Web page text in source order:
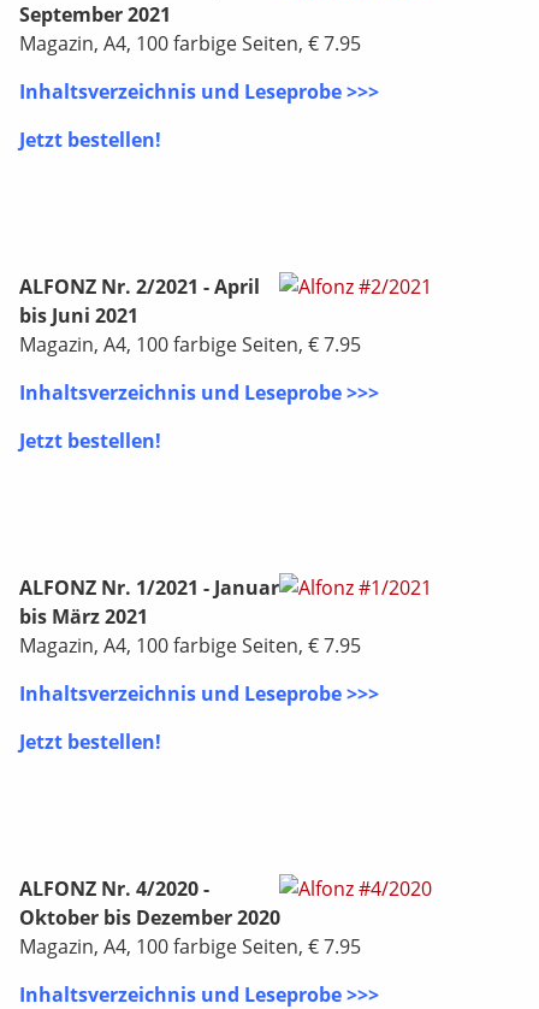
September 2021
Magazin, A4, 100 farbige Seiten, € 7.95
Inhaltsverzeichnis und Leseprobe >>>
Jetzt bestellen!
ALFONZ Nr. 2/2021 - April
bis Juni 2021
Magazin, A4, 100 farbige Seiten, € 7.95
Inhaltsverzeichnis und Leseprobe >>>
Jetzt bestellen!
ALFONZ Nr. 1/2021 - Januar
bis März 2021
Magazin, A4, 100 farbige Seiten, € 7.95
Inhaltsverzeichnis und Leseprobe >>>
Jetzt bestellen!
ALFONZ Nr. 4/2020 -
Oktober bis Dezember 2020
Magazin, A4, 100 farbige Seiten, € 7.95
Inhaltsverzeichnis und Leseprobe >>>